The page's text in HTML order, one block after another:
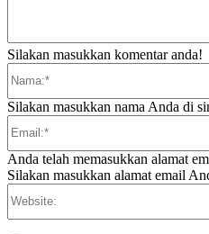
Silakan masukkan komentar anda!
Silakan masukkan nama Anda di
Anda telah memasukkan alamat
Silakan masukkan alamat email